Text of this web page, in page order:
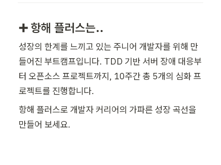
➕ 항해 플러스는..
성장의 한계를 느끼고 있는 주니어 개발자를 위해 만
들어진 부트캠프입니다. TDD 기반 서버 장애 대응부
터 오픈소스 프로젝트까지, 10주간 총 5개의 심화 프
로젝트를 진행합니다.
항해 플러스로 개발자 커리어의 가파른 성장 곡선을
만들어 보세요.